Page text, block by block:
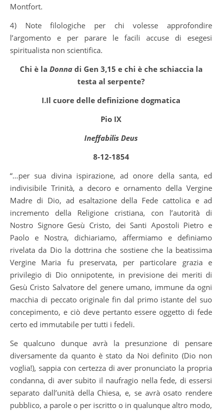
Montfort.
4) Note filologiche per chi volesse approfondire
l’argomento e per parare le facili accuse di esegesi
spiritualista non scientifica.
Chi è la Donnadi Gen 3,15 e chi è che schiaccia la
testa al serpente?
I.Il cuore delle definizione dogmatica
Pio IX
Ineffabilis Deus
8-12-1854
“…per sua divina ispirazione, ad onore della santa, ed
indivisibile Trinità, a decoro e ornamento della Vergine
Madre di Dio, ad esaltazione della Fede cattolica e ad
incremento della Religione cristiana, con l’autorità di
Nostro Signore Gesù Cristo, dei Santi Apostoli Pietro e
Paolo e Nostra, dichiariamo, affermiamo e definiamo
rivelata da Dio la dottrina che sostiene che la beatissima
Vergine Maria fu preservata, per particolare grazia e
privilegio di Dio onnipotente, in previsione dei meriti di
Gesù Cristo Salvatore del genere umano, immune da ogni
macchia di peccato originale fin dal primo istante del suo
concepimento, e ciò deve pertanto essere oggetto di fede
certo ed immutabile per tutti i fedeli.
Se qualcuno dunque avrà la presunzione di pensare
diversamente da quanto è stato da Noi definito (Dio non
voglia!), sappia con certezza di aver pronunciato la propria
condanna, di aver subito il naufragio nella fede, di essersi
separato dall’unità della Chiesa, e, se avrà osato rendere
pubblico, a parole o per iscritto o in qualunque altro modo,